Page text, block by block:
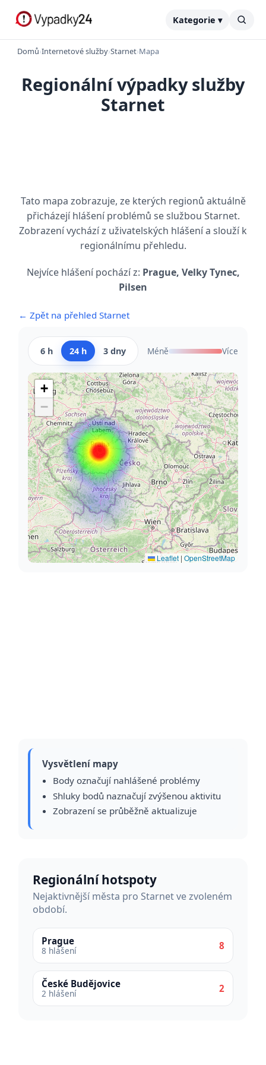
Kategorie ▾
Domů›Internetové služby›Starnet›Mapa
Regionální výpadky služby
Starnet
Tato mapa zobrazuje, ze kterých regionů aktuálně
přicházejí hlášení problémů se službou Starnet.
Zobrazení vychází z uživatelských hlášení a slouží k
regionálnímu přehledu.
Nejvíce hlášení pochází z: Prague, Velky Tynec,
Pilsen
← Zpět na přehled Starnet
6 h 24 h 3 dny Méně Více
+
−
Leaflet | OpenStreetMap
Vysvětlení mapy
Body označují nahlášené problémy
Shluky bodů naznačují zvýšenou aktivitu
Zobrazení se průběžně aktualizuje
Regionální hotspoty
Nejaktivnější města pro Starnet ve zvoleném
období.
Prague
8 hlášení 8
České Budějovice
2 hlášení 2